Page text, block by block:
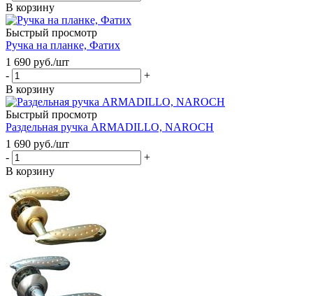
В корзину
Быстрый просмотр
Ручка на планке, Фатих
1 690 руб./шт
-
+
В корзину
Быстрый просмотр
Раздельная ручка ARMADILLO, NAROCH
1 690 руб./шт
-
+
В корзину